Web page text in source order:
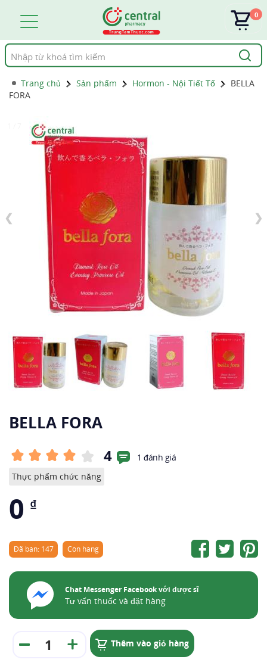
Tìm
kiếm
0
Trang chủ Sản phẩm Hormon - Nội Tiết Tố
BELLA
FORA
❮ ❯
BELLA FORA
4
1 đánh giá
Thực phẩm chức năng
0 ₫
Đã bán: 147 Còn hàng
Chat Messenger Facebook với dược sĩ
Tư vấn thuốc và đặt hàng
Thêm vào giỏ hàng